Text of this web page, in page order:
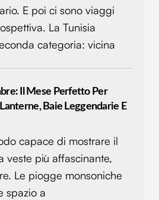
E poi ci sono viaggi
La Tunisia
categoria: vicina
Il Mese Perfetto Per
Lanterne, Baie Leggendarie E
capace di mostrare il
veste più affascinante,
Le piogge monsoniche
spazio a